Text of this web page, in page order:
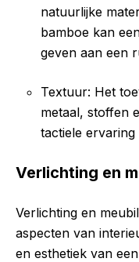
natuurlijke
bamboe kan
geven aan een
Textuur: Het
metaal, stoffen
tactiele
Verlichting en
Verlichting en
aspecten van
en esthetiek van